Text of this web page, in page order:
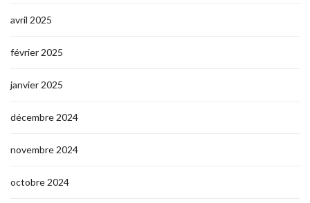
avril 2025
février 2025
janvier 2025
décembre 2024
novembre 2024
octobre 2024